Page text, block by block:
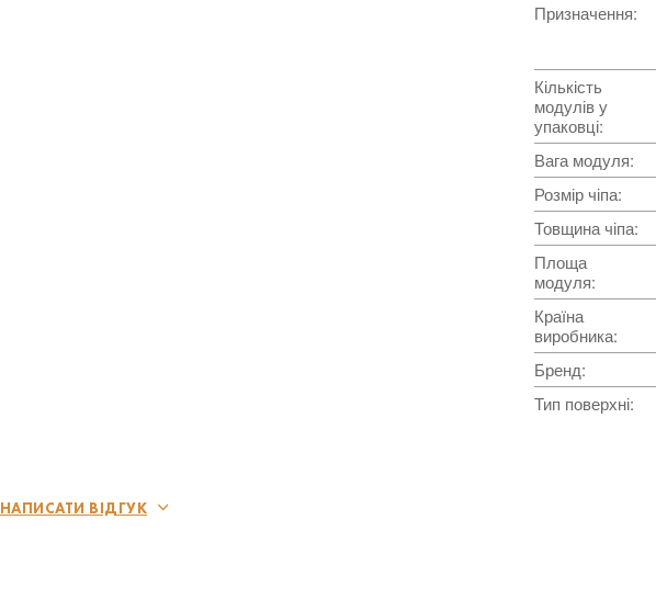
Призначення:
Кількість
модулів у
упаковці:
Вага модуля:
Розмір чіпа:
Товщина чіпа:
Площа
модуля:
Країна
виробника:
Бренд:
Тип поверхні:
НАПИСАТИ ВІДГУК